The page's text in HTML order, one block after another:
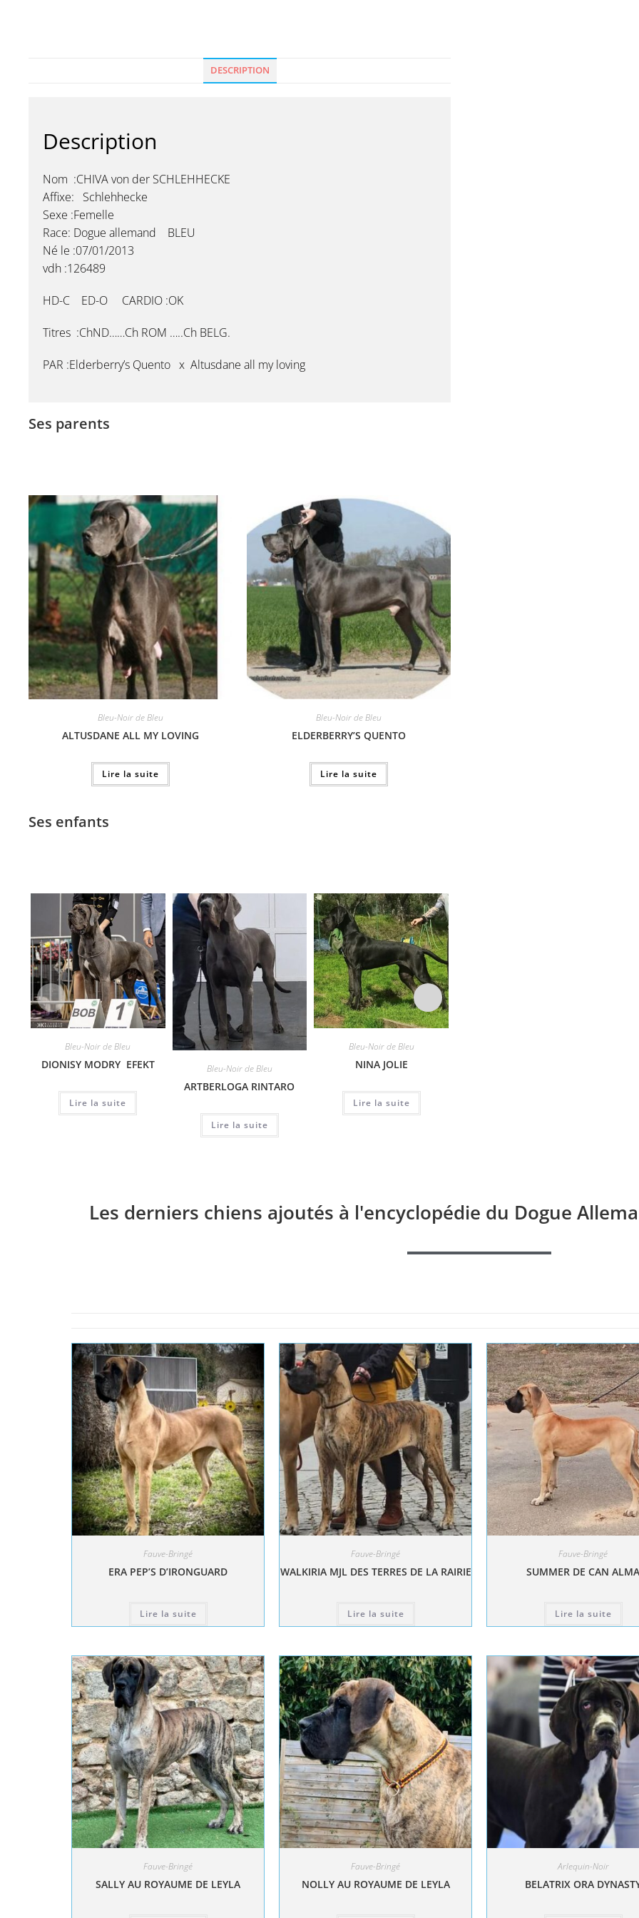
DESCRIPTION
Description
Nom :CHIVA von der SCHLEHHECKE
Affixe: Schlehhecke
Sexe :Femelle
Race: Dogue allemand BLEU
Né le :07/01/2013
vdh :126489
HD-C ED-O CARDIO :OK
Titres :ChND……Ch ROM …..Ch BELG.
PAR :Elderberry’s Quento x Altusdane all my loving
Ses parents
Bleu-Noir de Bleu
ALTUSDANE ALL MY LOVING
Lire la suite
Bleu-Noir de Bleu
ELDERBERRY’S QUENTO
Lire la suite
Ses enfants
Bleu-Noir de Bleu
DIONISY MODRY EFEKT
Lire la suite
Bleu-Noir de Bleu
ARTBERLOGA RINTARO
Lire la suite
Bleu-Noir de Bleu
NINA JOLIE
Lire la suite
Les derniers chiens ajoutés à l'encyclopédie du Dogue
Fauve-Bringé
ERA PEP’S D’IRONGUARD
Lire la suite
Fauve-Bringé
WALKIRIA MJL DES TERRES DE LA RAIRIE
Lire la suite
Fauve-Bringé
SUMMER DE CAN ALMA
Lire la suite
Fauve-Bringé
SALLY AU ROYAUME DE LEYLA
Fauve-Bringé
NOLLY AU ROYAUME DE LEYLA
Arlequin-Noir
BELATRIX ORA